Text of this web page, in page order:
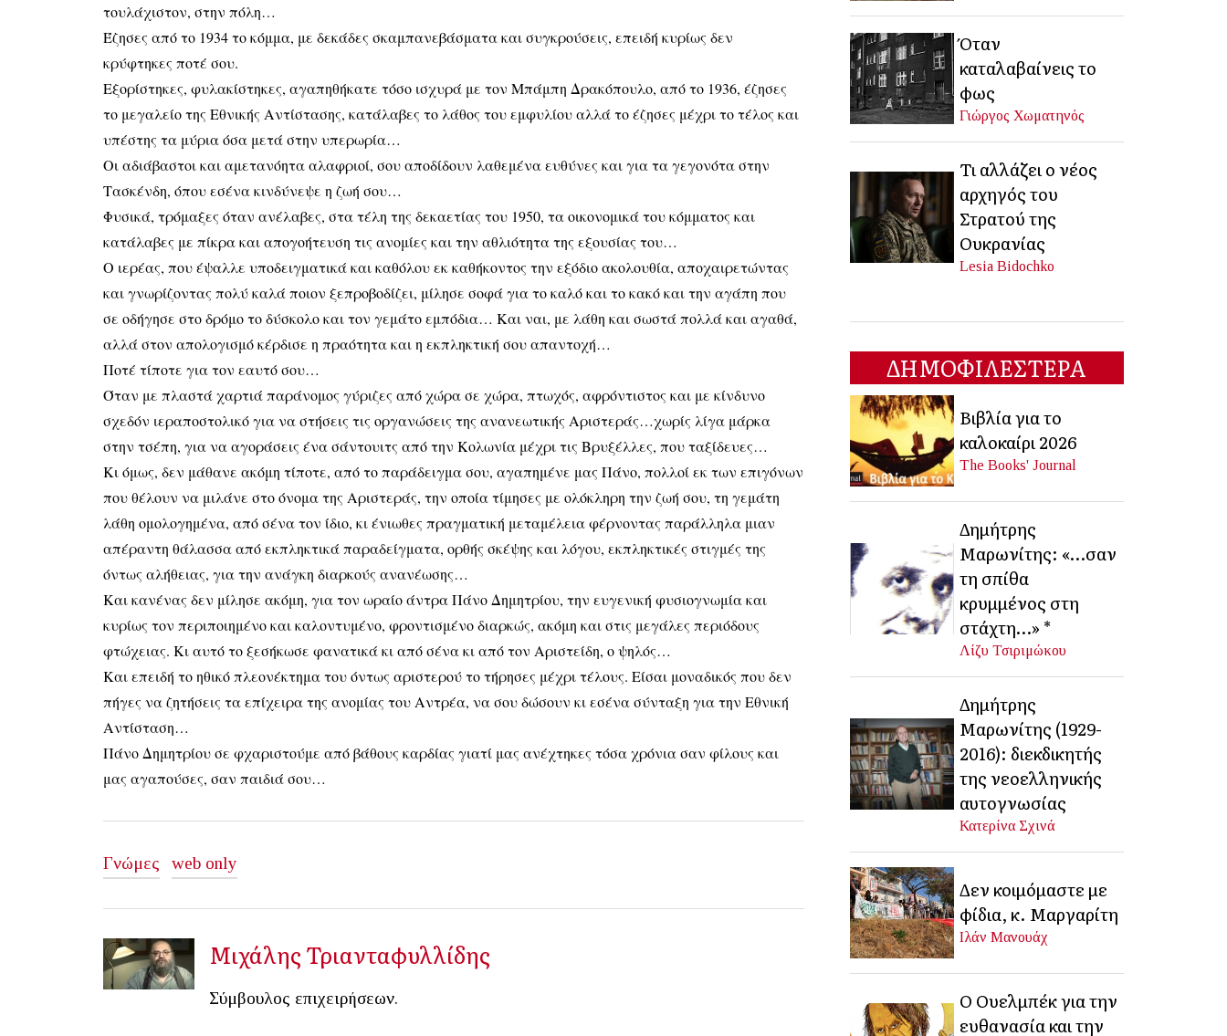
τουλάχιστον, στην πόλη…
Έζησες από το 1934 το κόμμα, με δεκάδες σκαμπανεβάσματα και συγκρούσεις, επειδή κυρίως δεν
κρύφτηκες ποτέ σου.
Εξορίστηκες, φυλακίστηκες, αγαπηθήκατε τόσο ισχυρά με τον Μπάμπη Δρακόπουλο, από το 1936, έζησες
το μεγαλείο της Εθνικής Αντίστασης, κατάλαβες το λάθος του εμφυλίου αλλά το έζησες μέχρι το τέλος και
υπέστης τα μύρια όσα μετά στην υπερωρία…
Οι αδιάβαστοι και αμετανόητα αλαφριοί, σου αποδίδουν λαθεμένα ευθύνες και για τα γεγονότα στην
Τασκένδη, όπου εσένα κινδύνεψε η ζωή σου…
Φυσικά, τρόμαξες όταν ανέλαβες, στα τέλη της δεκαετίας του 1950, τα οικονομικά του κόμματος και
κατάλαβες με πίκρα και απογοήτευση τις ανομίες και την αθλιότητα της εξουσίας του…
Ο ιερέας, που έψαλλε υποδειγματικά και καθόλου εκ καθήκοντος την εξόδιο ακολουθία, αποχαιρετώντας
και γνωρίζοντας πολύ καλά ποιον ξεπροβοδίζει, μίλησε σοφά για το καλό και το κακό και την αγάπη που
σε οδήγησε στο δρόμο το δύσκολο και τον γεμάτο εμπόδια… Και ναι, με λάθη και σωστά πολλά και αγαθά,
αλλά στον απολογισμό κέρδισε η πραότητα και η εκπληκτική σου απαντοχή…
Ποτέ τίποτε για τον εαυτό σου…
Όταν με πλαστά χαρτιά παράνομος γύριζες από χώρα σε χώρα, πτωχός, αφρόντιστος και με κίνδυνο
σχεδόν ιεραποστολικό για να στήσεις τις οργανώσεις της ανανεωτικής Αριστεράς…χωρίς λίγα μάρκα
στην τσέπη, για να αγοράσεις ένα σάντουιτς από την Κολωνία μέχρι τις Βρυξέλλες, που ταξίδευες…
Κι όμως, δεν μάθανε ακόμη τίποτε, από το παράδειγμα σου, αγαπημένε μας Πάνο, πολλοί εκ των επιγόνων
που θέλουν να μιλάνε στο όνομα της Αριστεράς, την οποία τίμησες με ολόκληρη την ζωή σου, τη γεμάτη
λάθη ομολογημένα, από σένα τον ίδιο, κι ένιωθες πραγματική μεταμέλεια φέρνοντας παράλληλα μιαν
απέραντη θάλασσα από εκπληκτικά παραδείγματα, ορθής σκέψης και λόγου, εκπληκτικές στιγμές της
όντως αλήθειας, για την ανάγκη διαρκούς ανανέωσης…
Και κανένας δεν μίλησε ακόμη, για τον ωραίο άντρα Πάνο Δημητρίου, την ευγενική φυσιογνωμία και
κυρίως τον περιποιημένο και καλοντυμένο, φροντισμένο διαρκώς, ακόμη και στις μεγάλες περιόδους
φτώχειας. Κι αυτό το ξεσήκωσε φανατικά κι από σένα κι από τον Αριστείδη, ο ψηλός…
Και επειδή το ηθικό πλεονέκτημα του όντως αριστερού το τήρησες μέχρι τέλους. Είσαι μοναδικός που δεν
πήγες να ζητήσεις τα επίχειρα της ανομίας του Αντρέα, να σου δώσουν κι εσένα σύνταξη για την Εθνική
Αντίσταση…
Πάνο Δημητρίου σε φχαριστούμε από βάθους καρδίας γιατί μας ανέχτηκες τόσα χρόνια σαν φίλους και
μας αγαπούσες, σαν παιδιά σου…
Γνώμες web only
Μιχάλης Τριανταφυλλίδης
Σύμβουλος επιχειρήσεων.
Όταν
καταλαβαίνεις το
φως
Γιώργος Χωματηνός
Τι αλλάζει ο νέος
αρχηγός του
Στρατού της
Ουκρανίας
Lesia Bidochko
ΔΗΜΟΦΙΛΕΣΤΕΡΑ
Βιβλία για το
καλοκαίρι 2026
The Books' Journal
Δημήτρης
Μαρωνίτης: «…σαν
τη σπίθα
κρυμμένος στη
στάχτη…» *
Λίζυ Τσιριμώκου
Δημήτρης
Μαρωνίτης (1929-
2016): διεκδικητής
της νεοελληνικής
αυτογνωσίας
Κατερίνα Σχινά
Δεν κοιμόμαστε με
φίδια, κ. Μαργαρίτη
Ιλάν Μανουάχ
Ο Ουελμπέκ για την
ευθανασία και την